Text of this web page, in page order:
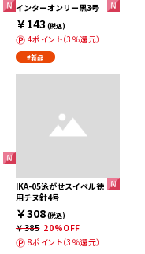
インターオンリー黒3号
￥143 (税込)
4ポイント（3％還元）
#新品
IKA-05泳がせスイベル徳
用チヌ針4号
￥308(税込)
￥385 20%OFF
8ポイント（3％還元）